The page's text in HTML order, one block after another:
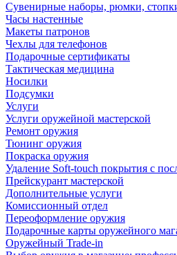
Сувенирные наборы, рюмки,
Часы настенные
Макеты патронов
Чехлы для телефонов
Подарочные сертификаты
Тактическая медицина
Носилки
Подсумки
Услуги
Услуги оружейной мастерской
Ремонт оружия
Тюнинг оружия
Покраска оружия
Удаление Soft-touch покрытия с
Прейскурант мастерской
Дополнительные услуги
Комиссионный отдел
Переоформление оружия
Подарочные карты оружейного
Оружейный Trade-in